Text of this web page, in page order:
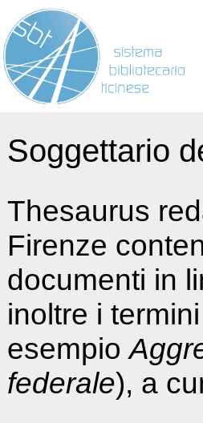
Soggettario
Thesaurus
Firenze
documenti in
inoltre i
esempio
federale), a